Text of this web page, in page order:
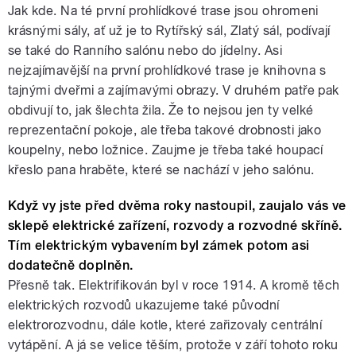
Jak kde. Na té první prohlídkové trase jsou ohromeni
krásnými sály, ať už je to Rytířský sál, Zlatý sál, podívají
se také do Ranního salónu nebo do jídelny. Asi
nejzajímavější na první prohlídkové trase je knihovna s
tajnými dveřmi a zajímavými obrazy. V druhém patře pak
obdivují to, jak šlechta žila. Že to nejsou jen ty velké
reprezentační pokoje, ale třeba takové drobnosti jako
koupelny, nebo ložnice. Zaujme je třeba také houpací
křeslo pana hraběte, které se nachází v jeho salónu.
Když vy jste před dvěma roky nastoupil, zaujalo vás ve
sklepě elektrické zařízení, rozvody a rozvodné skříně.
Tím elektrickým vybavením byl zámek potom asi
dodatečně doplněn.
Přesně tak. Elektrifikován byl v roce 1914. A kromě těch
elektrických rozvodů ukazujeme také původní
elektrorozvodnu, dále kotle, které zařizovaly centrální
vytápění. A já se velice těším, protože v září tohoto roku